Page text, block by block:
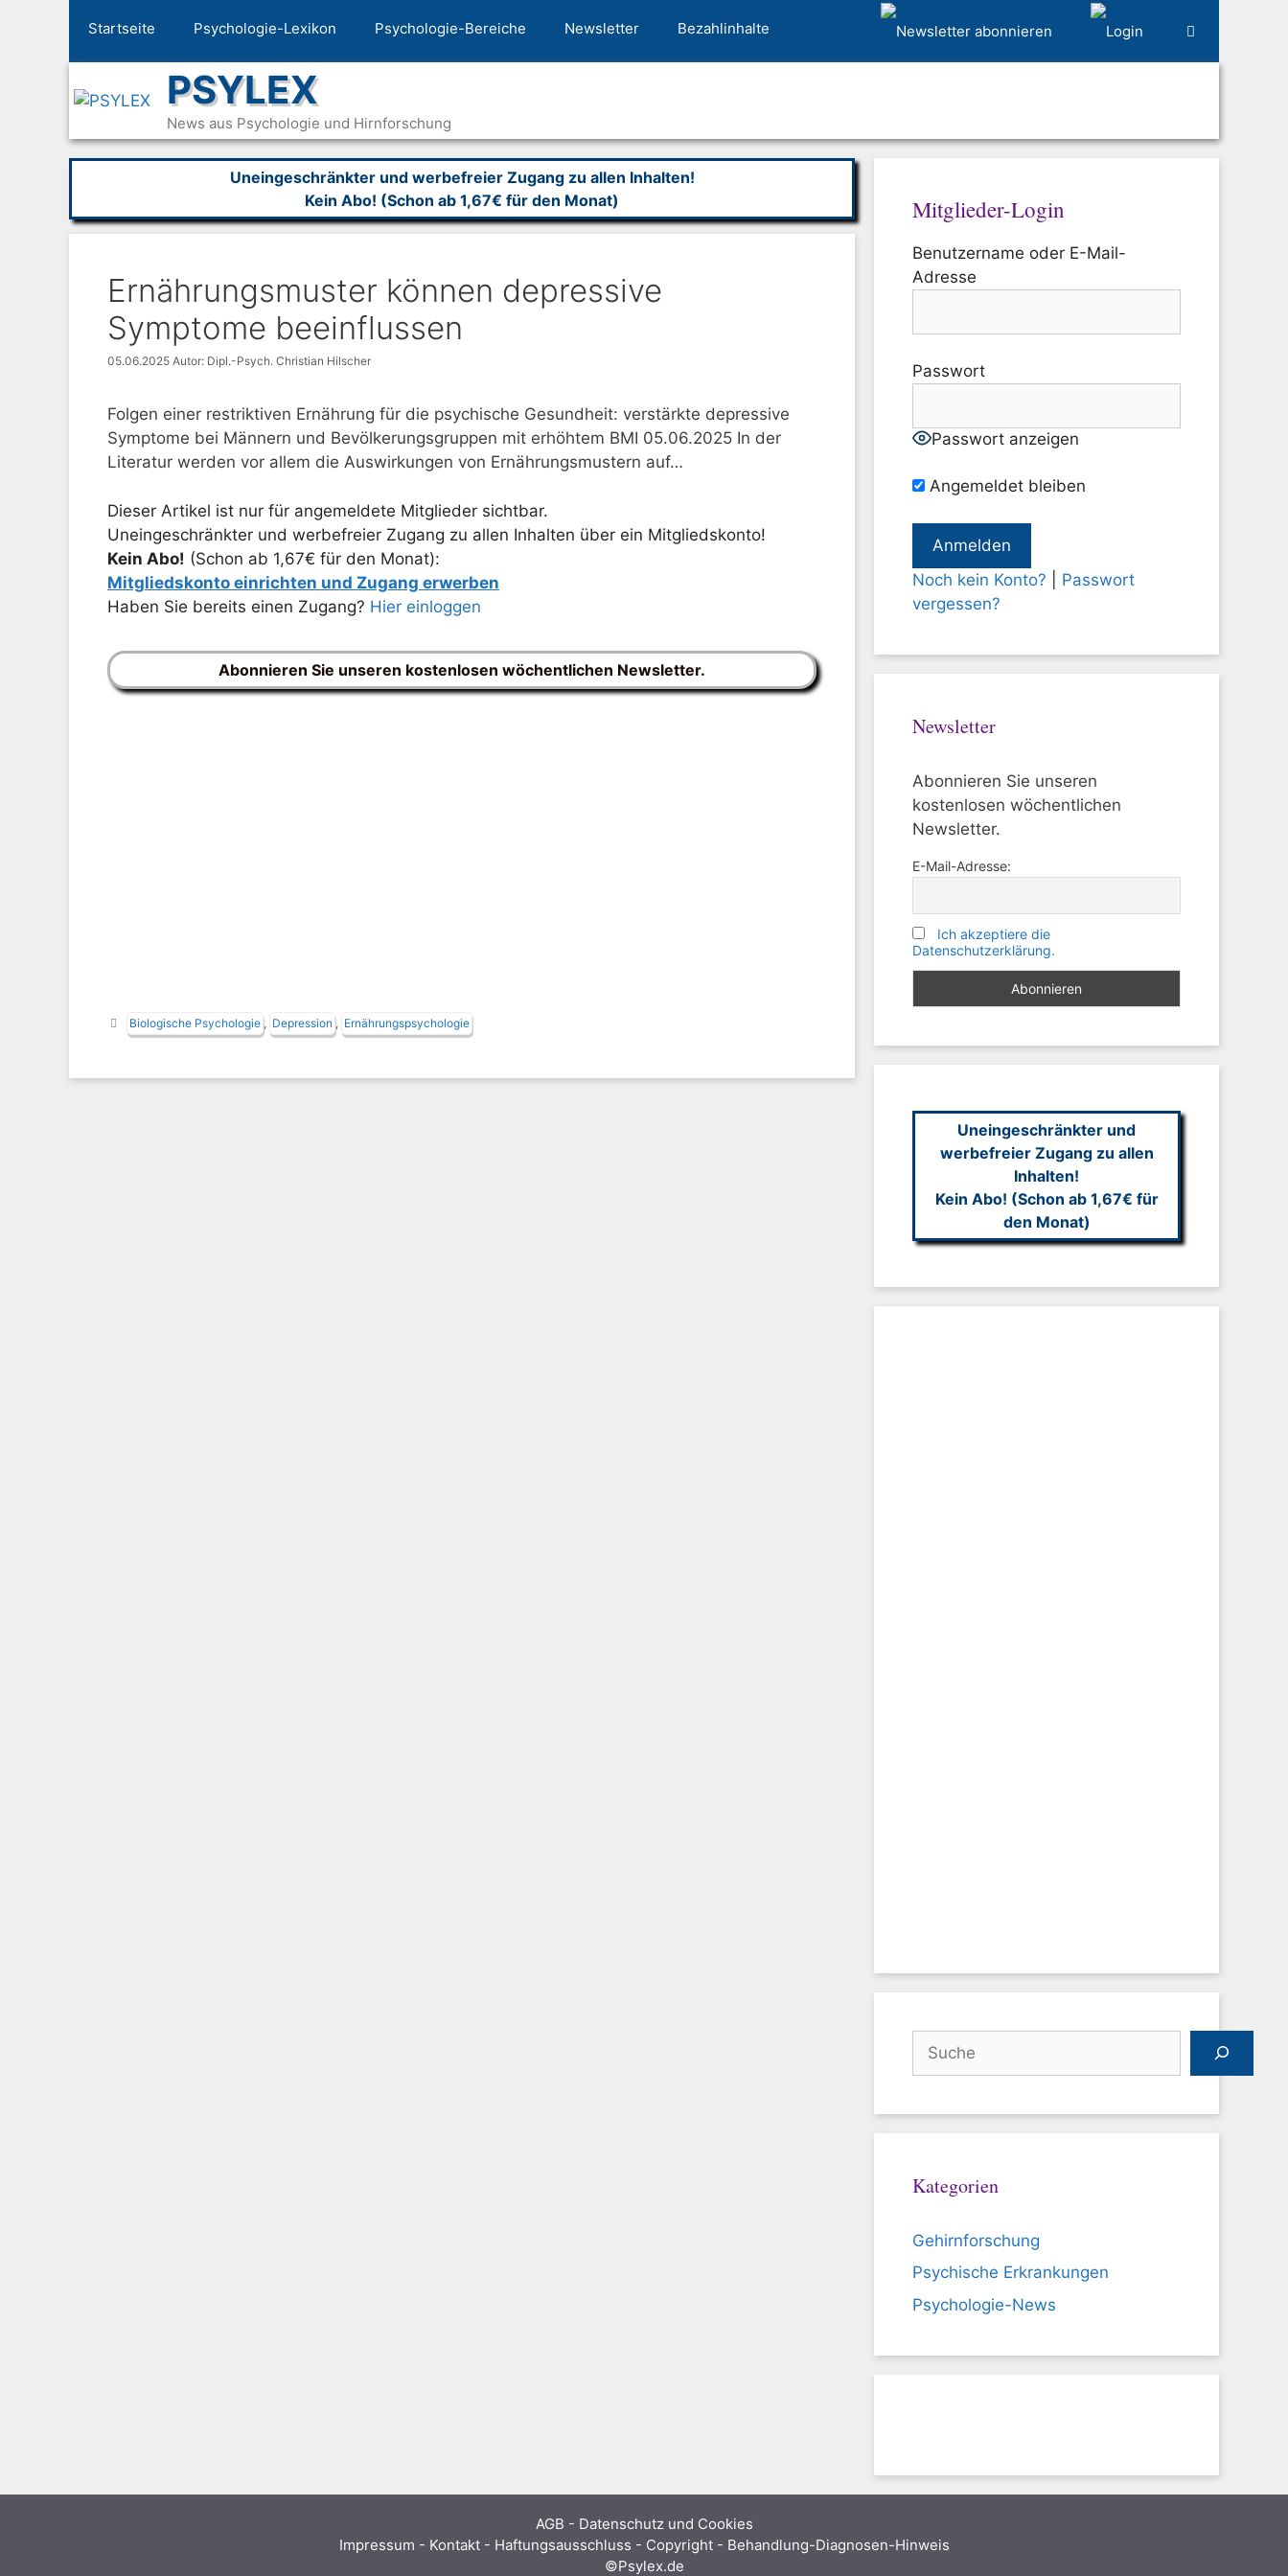
Startseite Psychologie-Lexikon Psychologie-Bereiche Newsletter Bezahlinhalte
PSYLEX
News aus Psychologie und Hirnforschung
Uneingeschränkter und werbefreier Zugang zu allen Inhalten!
Kein Abo! (Schon ab 1,67€ für den Monat)
Ernährungsmuster können depressive
Symptome beeinflussen
05.06.2025 Autor: Dipl.-Psych. Christian Hilscher
Folgen einer restriktiven Ernährung für die psychische Gesundheit: verstärkte depressive
Symptome bei Männern und Bevölkerungsgruppen mit erhöhtem BMI 05.06.2025 In der
Literatur werden vor allem die Auswirkungen von Ernährungsmustern auf…
Dieser Artikel ist nur für angemeldete Mitglieder sichtbar.
Uneingeschränkter und werbefreier Zugang zu allen Inhalten über ein Mitgliedskonto!
Kein Abo! (Schon ab 1,67€ für den Monat):
Mitgliedskonto einrichten und Zugang erwerben
Haben Sie bereits einen Zugang? Hier einloggen
Abonnieren Sie unseren kostenlosen wöchentlichen Newsletter.
Schlagwörter
Biologische Psychologie , Depression , Ernährungspsychologie
Mitglieder-Login
Benutzername oder E-Mail-
Adresse
Passwort
Passwort anzeigen
Angemeldet bleiben
Noch kein Konto?
Passwort
vergessen?
Newsletter
Abonnieren Sie unseren
kostenlosen wöchentlichen
Newsletter.
E-Mail-Adresse:
Ich akzeptiere die
Datenschutzerklärung.
Uneingeschränkter und
werbefreier Zugang zu allen
Inhalten!
Kein Abo! (Schon ab 1,67€ für
den Monat)
Kategorien
Gehirnforschung
Psychische Erkrankungen
Psychologie-News
AGB - Datenschutz und Cookies
Impressum - Kontakt - Haftungsausschluss - Copyright - Behandlung-Diagnosen-Hinweis
©Psylex.de